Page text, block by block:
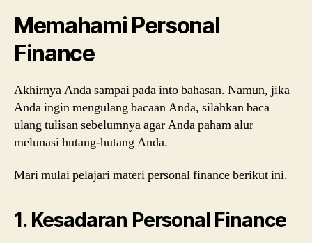
Memahami Personal
Finance
Akhirnya Anda sampai pada into bahasan. Namun, jika
Anda ingin mengulang bacaan Anda, silahkan baca
ulang tulisan sebelumnya agar Anda paham alur
melunasi hutang-hutang Anda.
Mari mulai pelajari materi personal finance berikut ini.
1. Kesadaran Personal Finance